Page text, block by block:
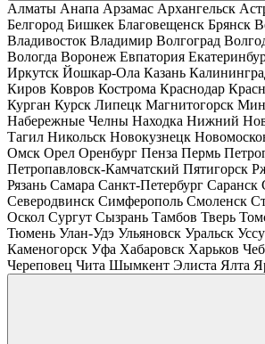
Алматы Анапа Арзамас Архангельск
Белгород Бишкек Благовещенск Брянск
Владивосток Владимир Волгоград
Вологда Воронеж Евпатория
Иркутск Йошкар-Ола Казань
Киров Ковров Кострома Краснодар
Курган Курск Липецк Магнитогорск
Набережные Челны Находка Нижний
Тагил Никольск Новокузнецк
Омск Орел Оренбург Пенза Пермь
Петропавловск-Камчатский Пятигорск
Рязань Самара Санкт-Петербург Саранск
Северодвинск Симферополь Смоленск
Оскол Сургут Сызрань Тамбов Тверь
Тюмень Улан-Удэ Ульяновск Уральск
Каменогорск Уфа Хабаровск Харьков
Череповец Чита Шымкент Элиста Ялта